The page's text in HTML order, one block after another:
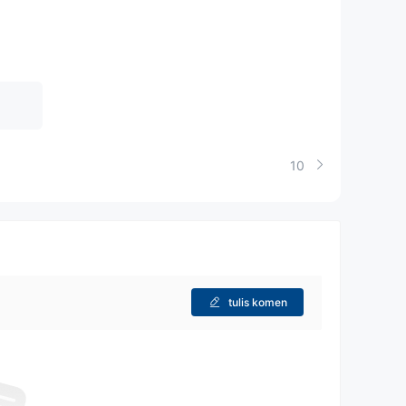
dari itu).
oleh HKEx. Selain itu, biaya penanganan
penanganan HK$14,30 per pesanan untuk
(Minimum: HK$10,00 untuk setiap
10
tulis komen